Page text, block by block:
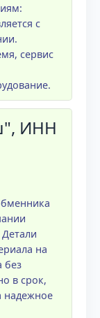
с
сервис
ИНН
на
без
в срок,
надежное